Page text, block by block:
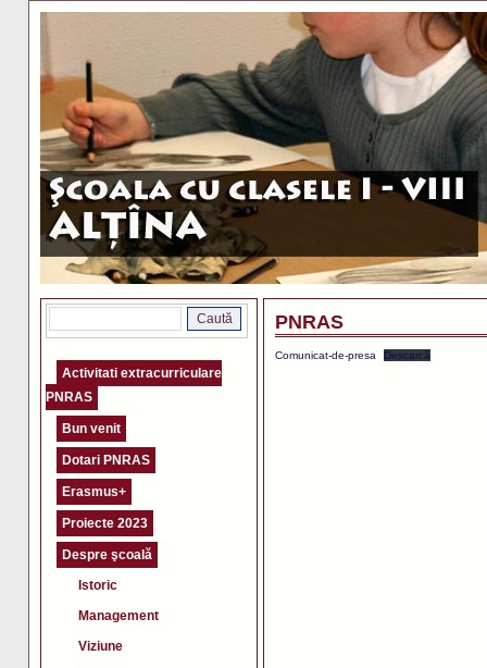
Activitati extracurriculare
PNRAS
Bun venit
Dotari PNRAS
Erasmus+
Proiecte 2023
Despre şcoală
Istoric
Management
Viziune
PNRAS
Comunicat-de-presa Descarcă